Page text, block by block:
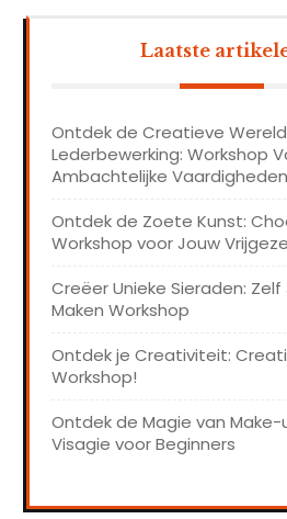
Laatste
Ontdek de Creatieve
Lederbewerking: Workshop
Ambachtelijke Vaardigheden
Ontdek de Zoete Kunst:
Workshop voor Jouw
Creëer Unieke Sieraden: Zelf
Maken Workshop
Ontdek je Creativiteit:
Workshop!
Ontdek de Magie van Make-
Visagie voor Beginners